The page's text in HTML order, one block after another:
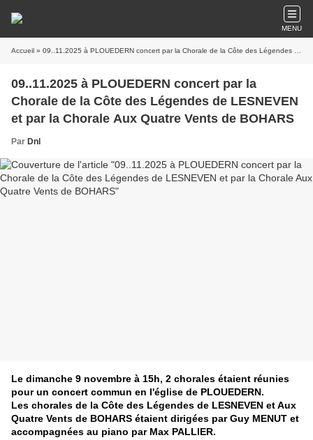
MENU
Accueil » 09..11.2025 à PLOUEDERN concert par la Chorale de la Côte des Légendes de LESNEVEN et par la Chorale Aux Quatre Vents de BOHARS
09..11.2025 à PLOUEDERN concert par la
Chorale de la Côte des Légendes de LESNEVEN
et par la Chorale Aux Quatre Vents de BOHARS
Par Dnl
Le dimanche 9 novembre à 15h, 2 chorales étaient réunies
pour un concert commun en l'église de PLOUEDERN.
Les chorales de la Côte des Légendes de LESNEVEN et Aux
Quatre Vents de BOHARS étaient dirigées par Guy MENUT et
accompagnées au piano par Max PALLIER.